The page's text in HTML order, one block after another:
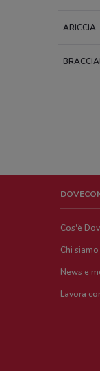
ARICCIA
Cos'è
Chi siamo
News e
Lavora